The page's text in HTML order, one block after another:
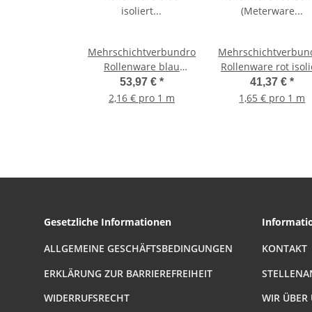
Mehrschichtverbundrohr
Rollenware blau
isoliert (Meterware in
einem Stück) 20 x
53,97 € *
2,16 € pro 1 m
Rollenware rot
(Meterware in
Stück) 16 x 2,0mm
41,37 €*
1,65 € pro 1 m
Gesetzliche Informationen
ALLGEMEINE GESCHÄFTSBEDINGUNGEN
ERKLÄRUNG ZUR BARRIEREFREIHEIT
WIDERRUFSRECHT
KONTAKT
WIR ÜBER